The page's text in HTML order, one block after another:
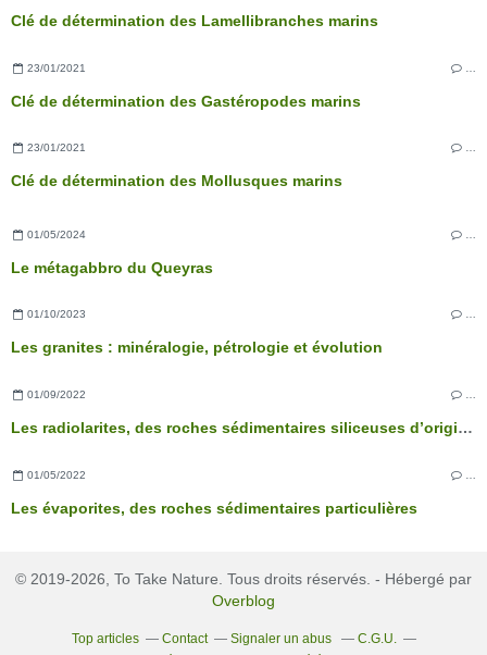
Clé de détermination des Lamellibranches marins
23/01/2021
Clé de détermination des Gastéropodes marins
23/01/2021
Clé de détermination des Mollusques marins
01/05/2024
Le métagabbro du Queyras
01/10/2023 …
Les granites : minéralogie, pétrologie et évolution
01/09/2022
Les radiolarites, des roches sédimentaires siliceuses d’origine biochimique
01/05/2022
Les évaporites, des roches sédimentaires particulières
© 2019-2026, To Take Nature. Tous droits réservés. - Hébergé par
Overblog
Top articles Contact Signaler un abus
C.G.U.